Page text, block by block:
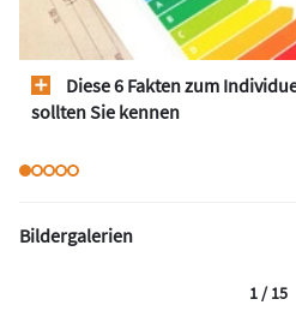
Diese 6 Fakten zum
sollten Sie kennen
Bildergalerien
1 / 15